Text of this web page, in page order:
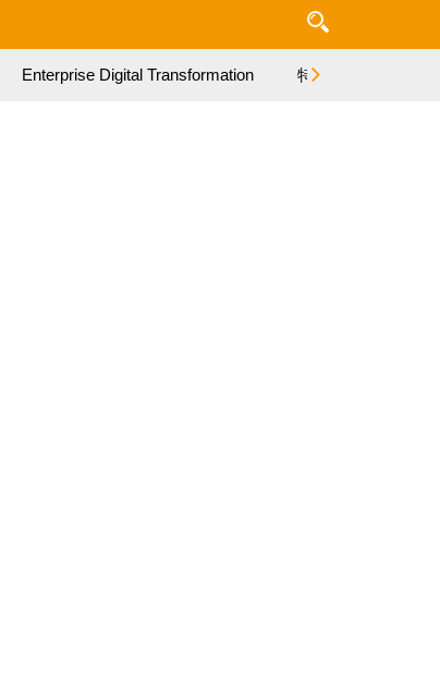
Enterprise Digital Transformation 特集